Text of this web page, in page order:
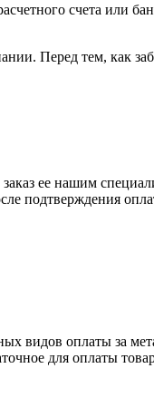
счета или
Перед тем, как
ее нашим
подтверждения
видов оплаты за
для оплаты